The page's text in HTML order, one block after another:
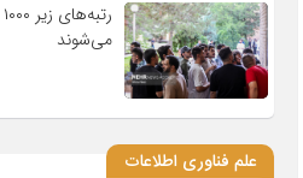
می‌شوند
علم فناوری اطلاعات